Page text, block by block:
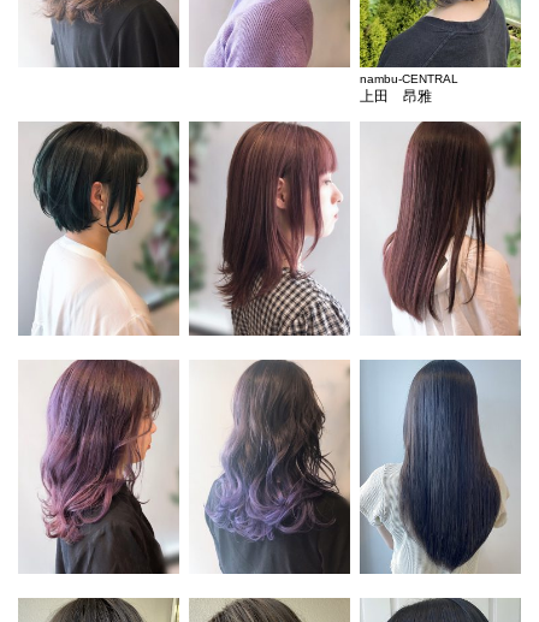
nambu-CENTRAL
上田 昂雅